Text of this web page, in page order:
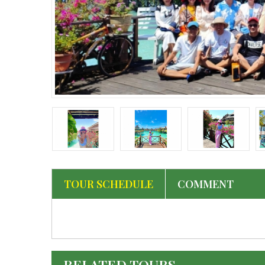
TOUR SCHEDULE COMMENT